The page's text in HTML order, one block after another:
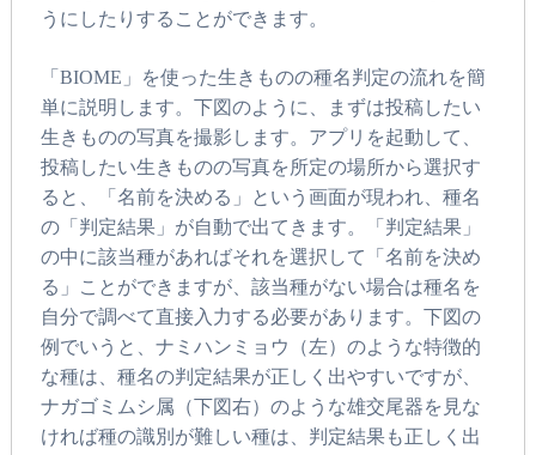
うにしたりすることができます。
「BIOME」を使った生きものの種名判定の流れを簡
単に説明します。下図のように、まずは投稿したい
生きものの写真を撮影します。アプリを起動して、
投稿したい生きものの写真を所定の場所から選択す
ると、「名前を決める」という画面が現われ、種名
の「判定結果」が自動で出てきます。「判定結果」
の中に該当種があればそれを選択して「名前を決め
る」ことができますが、該当種がない場合は種名を
自分で調べて直接入力する必要があります。下図の
例でいうと、ナミハンミョウ（左）のような特徴的
な種は、種名の判定結果が正しく出やすいですが、
ナガゴミムシ属（下図右）のような雄交尾器を見な
ければ種の識別が難しい種は、判定結果も正しく出